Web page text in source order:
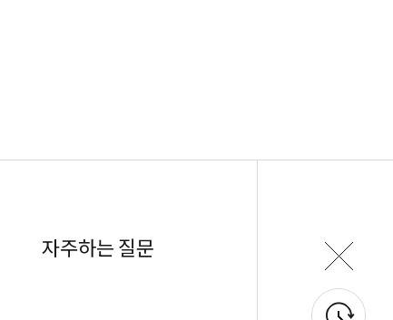
자주하는 질문